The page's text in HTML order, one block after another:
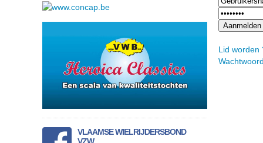
Fietsplan voor bedrijven
Fietsbijstand
Info attest ziekenfonds
Magazine
Reisverslagen - Ontdek
Lidmaatschap voor heel het gezin
VLAAMSE WIELRIJDERSBOND
VZW
Lid worden